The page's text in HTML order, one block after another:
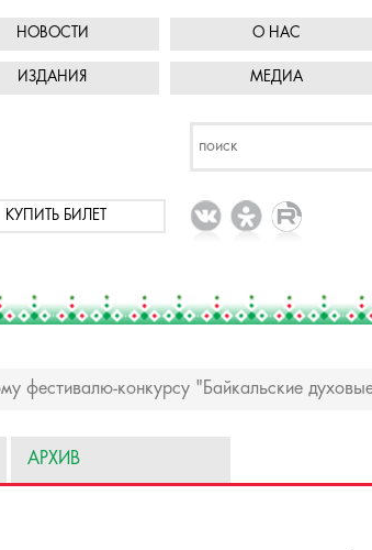
НОВОСТИ О НАС
ИЗДАНИЯ МЕДИА
КУПИТЬ БИЛЕТ
фестивалю-конкурсу "Байкальские
АРХИВ